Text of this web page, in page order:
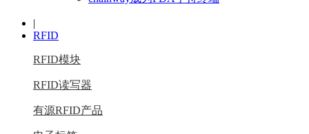
|
RFID
RFID模块
RFID读写器
有源RFID产品